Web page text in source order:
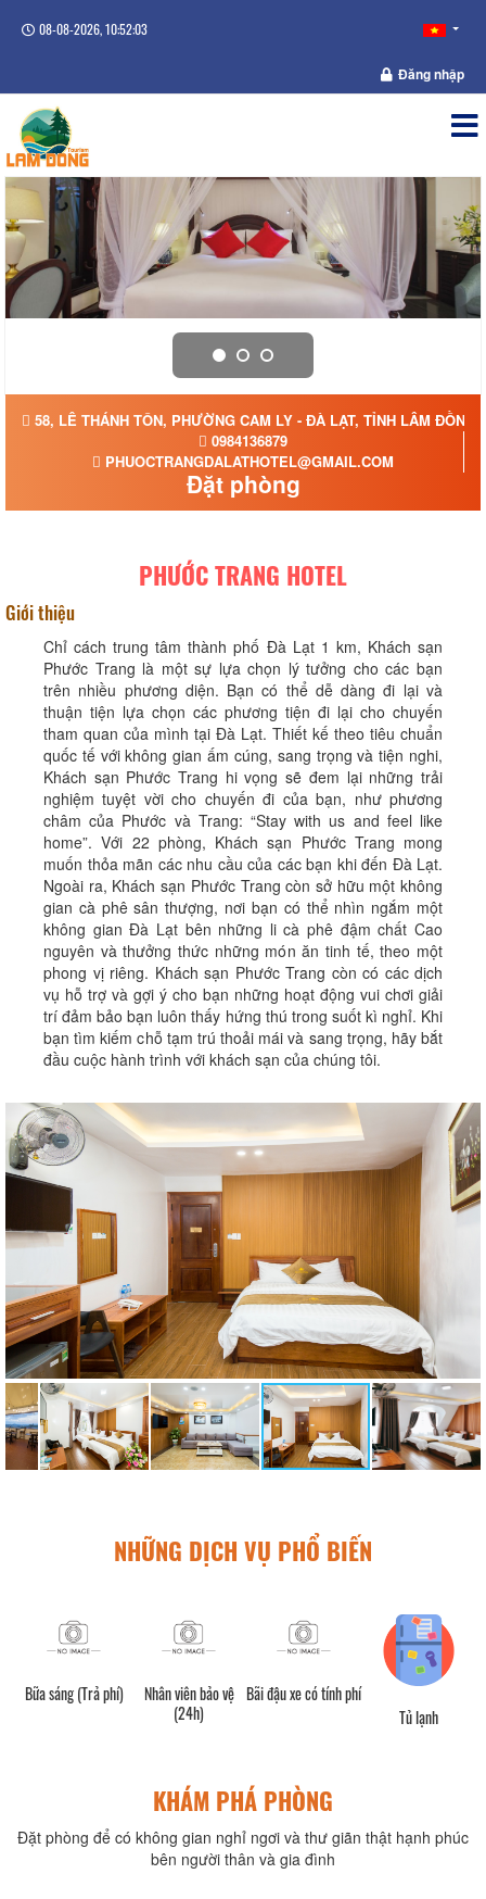
08-08-2026, 10:52:04
Đăng nhập
58, LÊ THÁNH TÔN, PHƯỜNG CAM LY - ĐÀ LẠT, TỈNH LÂM ĐỒNG
0984136879
PHUOCTRANGDALATHOTEL@GMAIL.COM
Đặt phòng
PHƯỚC TRANG HOTEL
Giới thiệu
Chỉ cách trung tâm thành phố Đà Lạt 1 km, Khách sạn
Phước Trang là một sự lựa chọn lý tưởng cho các bạn
trên nhiều phương diện. Bạn có thể dễ dàng đi lại và
thuận tiện lựa chọn các phương tiện đi lại cho chuyến
tham quan của mình tại Đà Lạt. Thiết kế theo tiêu chuẩn
quốc tế với không gian ấm cúng, sang trọng và tiện nghi,
Khách sạn Phước Trang hi vọng sẽ đem lại những trải
nghiệm tuyệt vời cho chuyến đi của bạn, như phương
châm của Phước và Trang: “Stay with us and feel like
home”. Với 22 phòng, Khách sạn Phước Trang mong
muốn thỏa mãn các nhu cầu của các bạn khi đến Đà Lạt.
Ngoài ra, Khách sạn Phước Trang còn sở hữu một không
gian cà phê sân thượng, nơi bạn có thể nhìn ngắm một
không gian Đà Lạt bên những li cà phê đậm chất Cao
nguyên và thưởng thức những món ăn tinh tế, theo một
phong vị riêng. Khách sạn Phước Trang còn có các dịch
vụ hỗ trợ và gợi ý cho bạn những hoạt động vui chơi giải
trí đảm bảo bạn luôn thấy hứng thú trong suốt kì nghỉ. Khi
bạn tìm kiếm chỗ tạm trú thoải mái và sang trọng, hãy bắt
đầu cuộc hành trình với khách sạn của chúng tôi.
NHỮNG DỊCH VỤ PHỔ BIẾN
Bữa sáng (Trả phí)
Nhân viên bảo vệ
(24h)
Bãi đậu xe có tính phí
Tủ lạnh
KHÁM PHÁ PHÒNG
Đặt phòng để có không gian nghỉ ngơi và thư giãn thật hạnh phúc
bên người thân và gia đình